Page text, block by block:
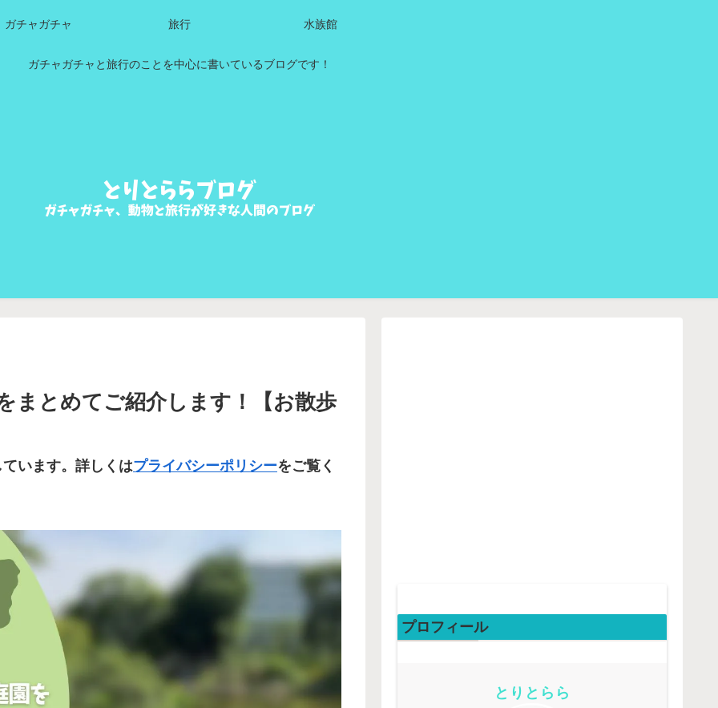
ガチャガチャと旅行のことを中心に書いているブログです！
ガチャガチャ 旅行 水族館
まとめてご紹介します！【お散歩
います。詳しくはプライバシーポリシーをご覧く
プロフィール
とりとらら